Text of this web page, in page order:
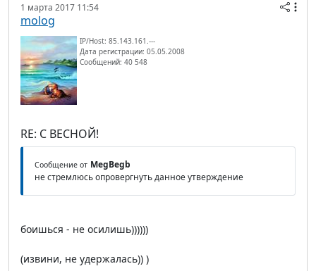
1 марта 2017 11:54
molog
IP/Host: 85.143.161.---
Дата регистрации: 05.05.2008
Сообщений: 40 548
RE: С ВЕСНОЙ!
Сообщение от MegBegb
не стремлюсь опровергнуть данное утверждение
боишься - не осилишь))))))
(извини, не удержалась)) )